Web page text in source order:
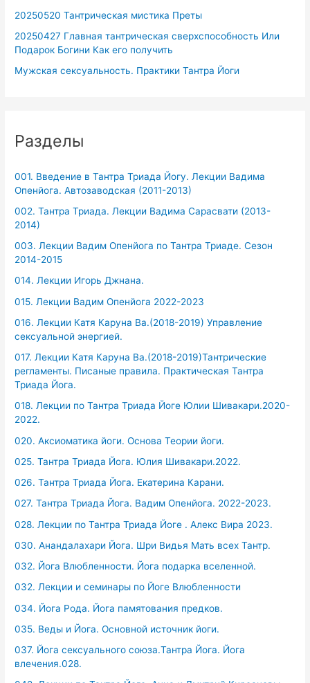
20250520 Тантрическая мистика Преты
20250427 Главная тантрическая сверхспособность Или
Подарок Богини Как его получить
Мужская сексуальность. Практики Тантра Йоги
Разделы
001. Введение в Тантра Триада Йогу. Лекции Вадима
Опенйога. Автозаводская (2011-2013)
002. Тантра Триада. Лекции Вадима Сарасвати (2013-
2014)
003. Лекции Вадим Опенйога по Тантра Триаде. Сезон
2014-2015
014. Лекции Игорь Джнана.
015. Лекции Вадим Опенйога 2022-2023
016. Лекции Катя Каруна Ва.(2018-2019) Управление
сексуальной энергией.
017. Лекции Катя Каруна Ва.(2018-2019)Тантрические
регламенты. Писаные правила. Практическая Тантра
Триада Йога.
018. Лекции по Тантра Триада Йоге Юлии Шивакари.2020-
2022.
020. Аксиоматика йоги. Основа Теории йоги.
025. Тантра Триада Йога. Юлия Шивакари.2022.
026. Тантра Триада Йога. Екатерина Карани.
027. Тантра Триада Йога. Вадим Опенйога. 2022-2023.
028. Лекции по Тантра Триада Йоге . Алекс Вира 2023.
030. Анандалахари Йога. Шри Видья Мать всех Тантр.
032. Йога Влюбленности. Йога подарка вселенной.
032. Лекции и семинары по Йоге Влюбленности
034. Йога Рода. Йога памятования предков.
035. Веды и Йога. Основной источник йоги.
037. Йога сексуального союза.Тантра Йога. Йога
влечения.028.